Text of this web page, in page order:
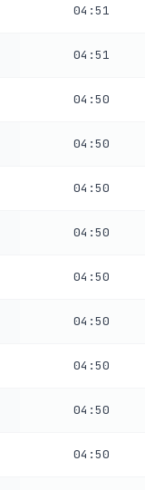
04:51
04:51
04:50
04:50
04:50
04:50
04:50
04:50
04:50
04:50
04:50